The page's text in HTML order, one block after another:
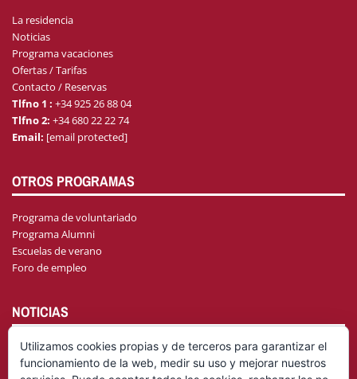
La residencia
Noticias
Programa vacaciones
Ofertas / Tarifas
Contacto / Reservas
Tlfno 1 : +34 925 26 88 04
Tlfno 2: +34 680 22 22 74
Email: [email protected]
OTROS PROGRAMAS
Programa de voluntariado
Programa Alumni
Escuelas de verano
Foro de empleo
NOTICIAS
Utilizamos cookies propias y de terceros para garantizar el
funcionamiento de la web, medir su uso y mejorar nuestros